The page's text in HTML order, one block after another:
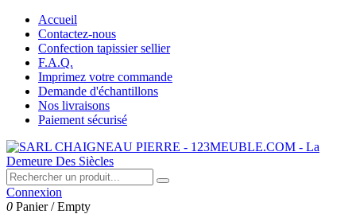
Accueil
Contactez-nous
Confection tapissier sellier
F.A.Q.
Imprimez votre commande
Demande d'échantillons
Nos livraisons
Paiement sécurisé
Connexion
0 Panier /Empty